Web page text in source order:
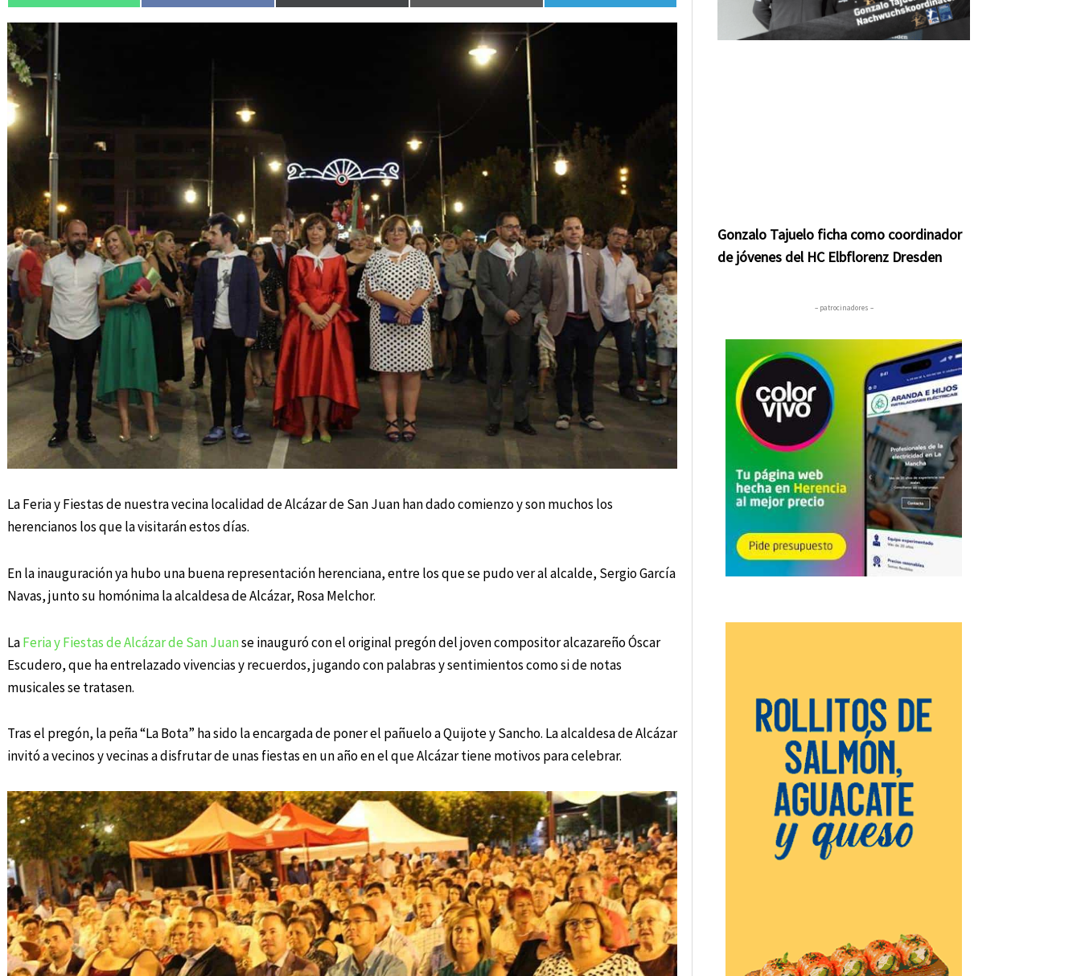
La Feria y Fiestas de nuestra vecina localidad de Alcázar de San Juan han dado comienzo y son muchos los
herencianos los que la visitarán estos días.
En la inauguración ya hubo una buena representación herenciana, entre los que se pudo ver al alcalde, Sergio García
Navas, junto su homónima la alcaldesa de Alcázar, Rosa Melchor.
LaFeria y Fiestas de Alcázar de San Juanse inauguró con el original pregón del joven compositor alcazareño Óscar
Escudero, que ha entrelazado vivencias y recuerdos, jugando con palabras y sentimientos como si de notas
musicales se tratasen.
Tras el pregón, la peña “La Bota” ha sido la encargada de poner el pañuelo a Quijote y Sancho. La alcaldesa de Alcázar
invitó a vecinos y vecinas a disfrutar de unas fiestas en un año en el que Alcázar tiene motivos para celebrar.
Gonzalo Tajuelo ficha como coordinador
de jóvenes del HC Elbflorenz Dresden
– patrocinadores –